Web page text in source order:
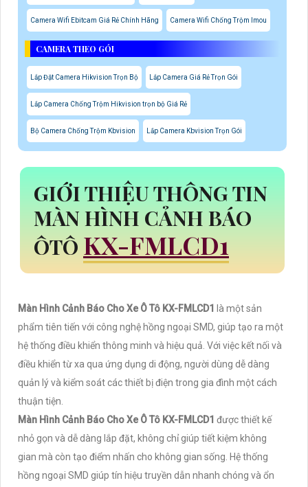
Camera Wifi Ebitcam Giá Rẻ Chính Hãng Camera Wifi Chống Trộm Imou
CAMERA THEO GÓI
Lắp Đặt Camera Hikvision Trọn Bộ Lắp Camera Giá Rẻ Trọn Gói
Lắp Camera Chống Trộm Hikvision trọn bộ Giá Rẻ
Bộ Camera Chống Trộm Kbvision Lắp Camera Kbvision Trọn Gói
GIỚI THIỆU THÔNG TIN
MÀN HÌNH CẢNH BÁO
ÔTÔ KX-FMLCD1
Màn Hình Cảnh Báo Cho Xe Ô Tô KX-FMLCD1
là một sản
phẩm tiên tiến với công nghệ hồng ngoại SMD, giúp tạo ra một
hệ thống điều khiển thông minh và hiệu quả. Với việc kết nối và
điều khiển từ xa qua ứng dụng di động, người dùng dễ dàng
quản lý và kiểm soát các thiết bị điện trong gia đình một cách
thuận tiện.
Màn Hình Cảnh Báo Cho Xe Ô Tô KX-FMLCD1 được thiết kế
nhỏ gọn và dễ dàng lắp đặt, không chỉ giúp tiết kiệm không
gian mà còn tạo điểm nhấn cho không gian sống. Hệ thống
hồng ngoại SMD giúp tín hiệu truyền dẫn nhanh chóng và ổn